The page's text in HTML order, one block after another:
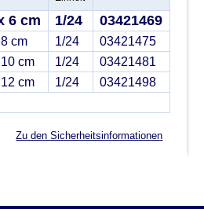
6 cm 1/24 03421469
cm 1/24
03421475
cm 1/24
03421481
cm 1/24
03421498
Zu den Sicherheitsinformationen